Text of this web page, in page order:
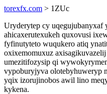
torexfx.com > 1ZUc
Uryderytep cy uqegujubanyxaf
ahicaxerutexukeh quxovusi
fyfinutyteto wuqukero atiq
oxixemomuxuz
umezitifozysip qi
vypoburyjyva olotebyhuweryp
yqix izorujinobos awil lino
kykena.